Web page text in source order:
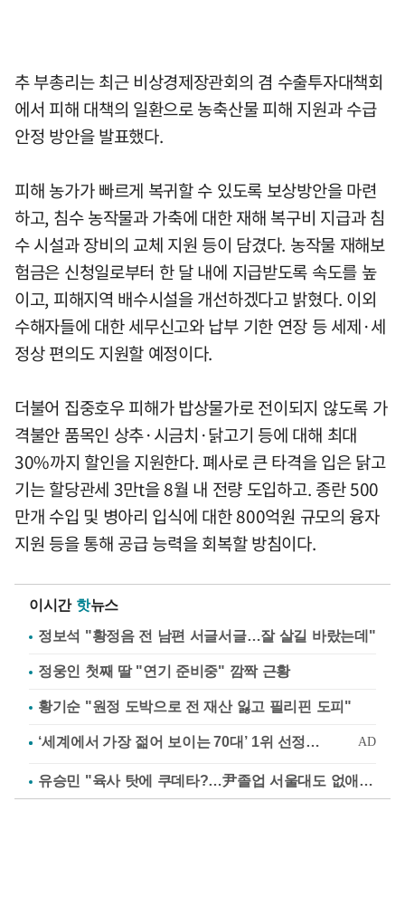
추 부총리는 최근 비상경제장관회의 겸 수출투자대책회
에서 피해 대책의 일환으로 농축산물 피해 지원과 수급
안정 방안을 발표했다.
피해 농가가 빠르게 복귀할 수 있도록 보상방안을 마련
하고, 침수 농작물과 가축에 대한 재해 복구비 지급과 침
수 시설과 장비의 교체 지원 등이 담겼다. 농작물 재해보
험금은 신청일로부터 한 달 내에 지급받도록 속도를 높
이고, 피해지역 배수시설을 개선하겠다고 밝혔다. 이외
수해자들에 대한 세무신고와 납부 기한 연장 등 세제·세
정상 편의도 지원할 예정이다.
더불어 집중호우 피해가 밥상물가로 전이되지 않도록 가
격불안 품목인 상추·시금치·닭고기 등에 대해 최대
30%까지 할인을 지원한다. 폐사로 큰 타격을 입은 닭고
기는 할당관세 3만t을 8월 내 전량 도입하고. 종란 500
만개 수입 및 병아리 입식에 대한 800억원 규모의 융자
지원 등을 통해 공급 능력을 회복할 방침이다.
이시간 핫뉴스
정보석 "황정음 전 남편 서글서글…잘 살길 바랐는데"
정웅인 첫째 딸 "연기 준비중" 깜짝 근황
황기순 "원정 도박으로 전 재산 잃고 필리핀 도피"
유승민 "육사 탓에 쿠데타?…尹졸업 서울대도 없애나"